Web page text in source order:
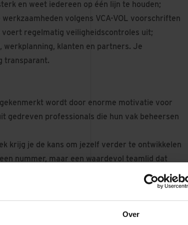
Over
en weet iedereen op één lijn te houden;
volgens VCA-VOL voorschriften
regelmatig veiligheidscontroles uit;
klanten en partners. Je
transparant.
wordt door enorme motivatie voor
gedreven professionals die hun vak beheersen
krijg je de kans om jezelf verder te ontwikkelen
nummer, maar een waardevol teamlid dat
ons krijg je de ruimte om jouw expertise in te
van een organisatie die in haar mensen